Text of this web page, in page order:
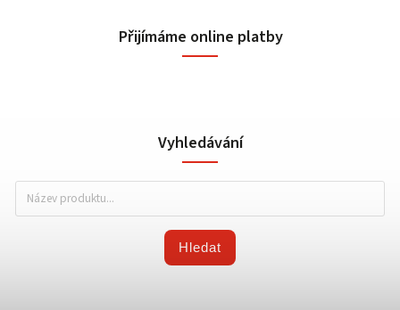
Přijímáme online platby
Vyhledávání
Hledat